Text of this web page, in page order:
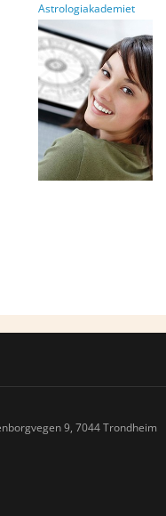
Astrologiakademiet
9, 7044 Trondheim